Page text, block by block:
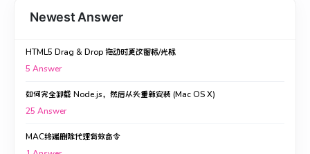
Newest Answer
HTML5 Drag & Drop 拖动时更改图标/光标
5 Answer
如何完全卸载 Node.js，然后从头重新安装 (Mac OS X)
25 Answer
MAC终端删除代理有效命令